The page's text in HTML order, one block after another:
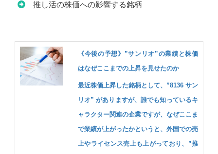
推し活の株価への影響する銘柄
《今後の予想》”サンリオ”の業績と株価
はなぜここまでの上昇を見せたのか
最近株価上昇した銘柄として、”8136 サン
リオ” がありますが、誰でも知っているキ
ャラクター関連の企業ですが、なぜここま
で業績が上がったかというと、外国での売
上やライセンス売上も上がっており、”推